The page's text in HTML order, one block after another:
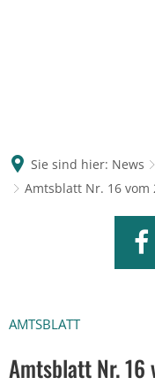
Sie sind hier: News
Amtsblatt Nr. 16 vom
AMTSBLATT
Amtsblatt Nr. 16